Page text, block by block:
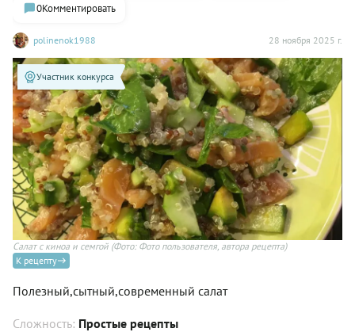
polinenok1988 28 ноября 2025 г.
0Комментировать
Участник конкурса
Салат с киноа и семгой (Фото: Фото пользователя, автора рецепта)
К рецепту
Полезный,сытный,современный салат
Сложность: Простые рецепты